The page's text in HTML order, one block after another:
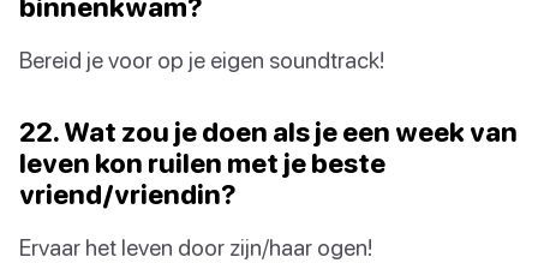
binnenkwam?
Bereid je voor op je eigen soundtrack!
22. Wat zou je doen als je een week van
leven kon ruilen met je beste
vriend/vriendin?
Ervaar het leven door zijn/haar ogen!